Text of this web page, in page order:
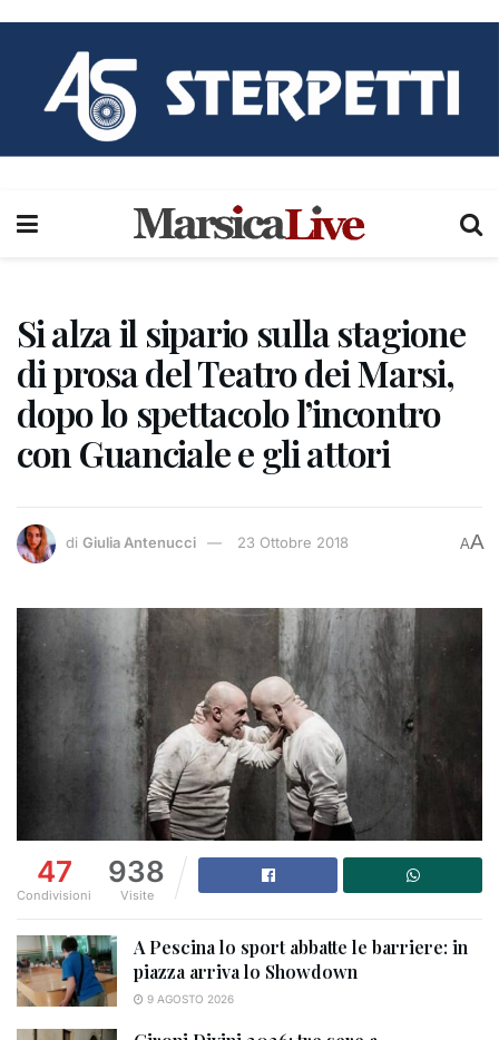
Si alza il sipario sulla stagione
di prosa del Teatro dei Marsi,
dopo lo spettacolo l’incontro
con Guanciale e gli attori
di Giulia Antenucci 23 Ottobre 2018 AA
47
Condivisioni
938
Visite
A Pescina lo sport abbatte le barriere: in
piazza arriva lo Showdown
9 AGOSTO 2026